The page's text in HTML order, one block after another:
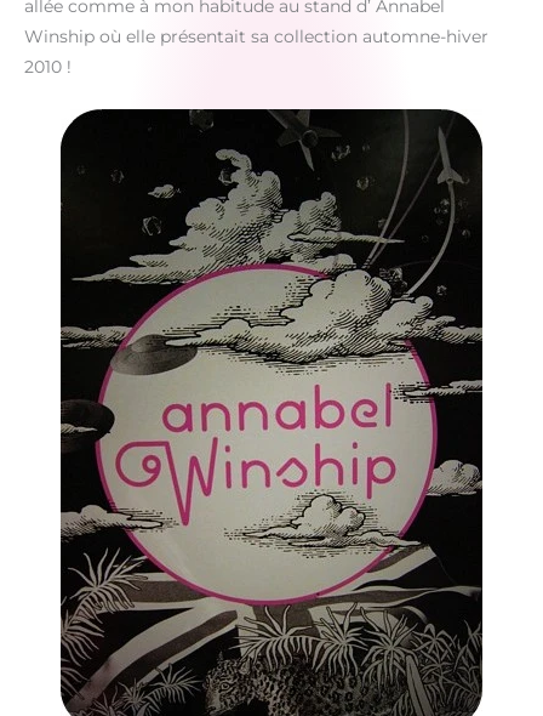
allée comme à mon habitude au stand d’ Annabel
Winship où elle présentait sa collection automne-hiver
2010 !